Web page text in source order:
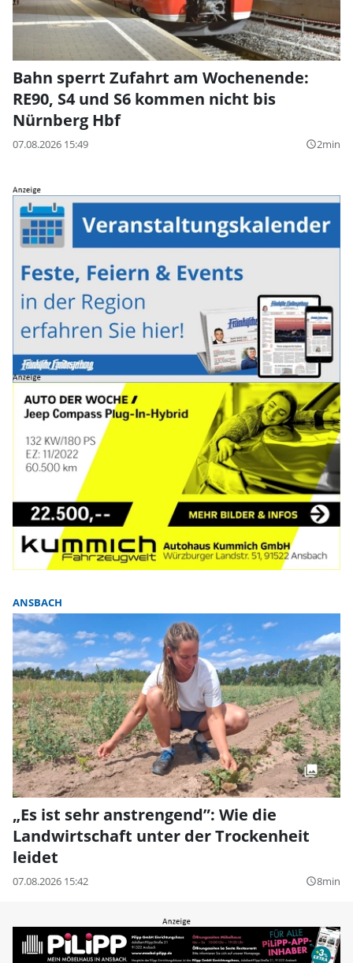
Bahn sperrt Zufahrt am Wochenende:
RE90, S4 und S6 kommen nicht bis
Nürnberg Hbf
07.08.2026 15:49 query_builder2min
ANSBACH
„Es ist sehr anstrengend”: Wie die
Landwirtschaft unter der Trockenheit
leidet
07.08.2026 15:42 query_builder8min